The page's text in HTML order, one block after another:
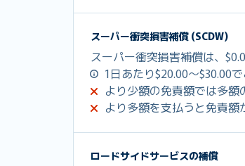
スーパー衝突損害補償 (SCDW)
スーパー衝突損害補償は、
1日あたり$20.00～$30.00
より少額の免責額では多額
より多額を支払うと免責額
ロードサイドサービスの補償